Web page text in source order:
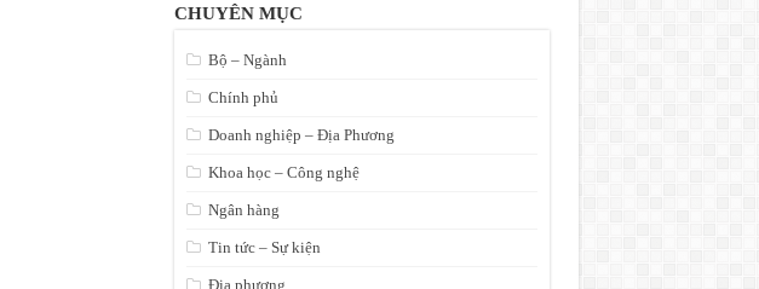
CHUYÊN MỤC
Bộ – Ngành
Chính phủ
Doanh nghiệp – Địa Phương
Khoa học – Công nghệ
Ngân hàng
Tin tức – Sự kiện
Địa phương